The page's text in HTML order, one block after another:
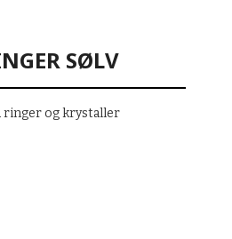
SØLV
og krystaller